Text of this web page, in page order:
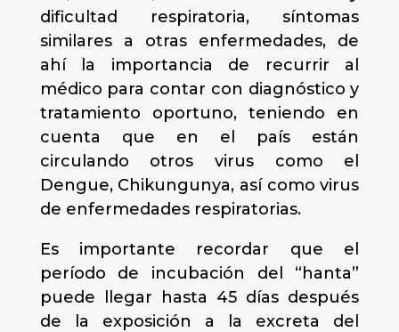
dificultad respiratoria, síntomas
similares a otras enfermedades, de
ahí la importancia de recurrir al
médico para contar con diagnóstico y
tratamiento oportuno, teniendo en
cuenta que en el país están
circulando otros virus como el
Dengue, Chikungunya, así como virus
de enfermedades respiratorias.
Es importante recordar que el
período de incubación del “hanta”
puede llegar hasta 45 días después
de la exposición a la excreta del